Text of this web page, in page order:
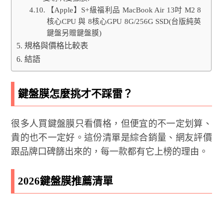
【Apple】S+級福利品 MacBook Air 13吋 M2 8
核心CPU 與 8核心GPU 8G/256G SSD(台版純英
鍵盤另贈鍵盤膜)
規格與價格比較表
結語
鍵盤膜怎麼挑才不踩雷？
很多人買鍵盤膜只看價格，但便宜的不一定划算、
貴的也不一定好。這份清單是綜合銷量、網友評價
跟品牌口碑篩出來的，每一款都有它上榜的理由。
2026鍵盤膜推薦清單